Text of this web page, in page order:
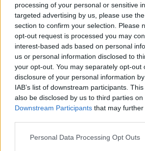
processing of your personal or sensitive
targeted advertising by us, please use
section to confirm your selection. Please
opt-out request is processed you may
interest-based ads based on personal
us or personal information disclosed to
your opt-out. You may separately opt-out
disclosure of your personal information
IAB’s list of downstream participants.
also be disclosed by us to third parties on
Downstream Participants that may
Please note that this website/app uses
Personal Data Processing Opt Outs
Σημάδια διπολικής διαταραχής